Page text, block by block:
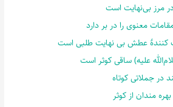
مرز بی‌نهایت است
معنوی را در بر دارد
کنندۀ عطش بی نهایت طلبی است
علیه) ساقی کوثر است
در جملاتی کوتاه
مندان از کوثر